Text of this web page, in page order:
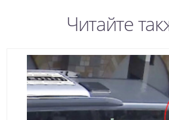
Читайте